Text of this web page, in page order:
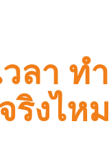
ลา ท
ริงไห